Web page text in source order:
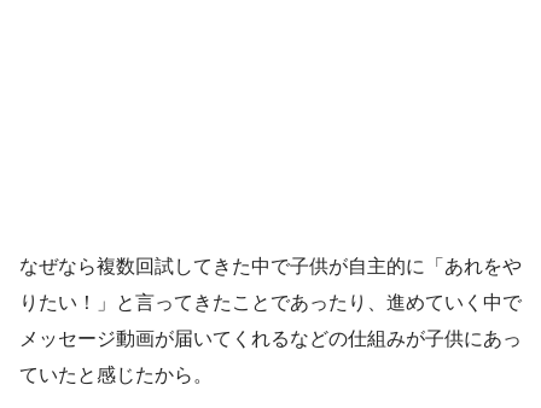
なぜなら複数回試してきた中で子供が自主的に「あれをや
りたい！」と言ってきたことであったり、進めていく中で
メッセージ動画が届いてくれるなどの仕組みが子供にあっ
ていたと感じたから。